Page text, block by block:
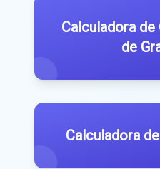
Calculadora de
de
Calculadora